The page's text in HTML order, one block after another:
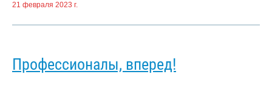
21 февраля 2023 г.
Профессионалы, вперед!